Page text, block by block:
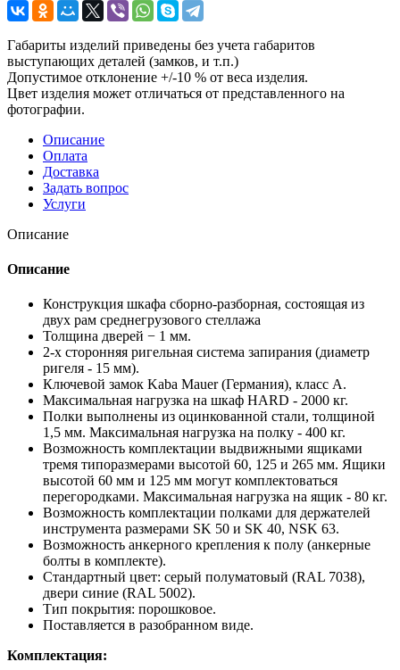
Габариты изделий приведены без учета габаритов
выступающих деталей (замков, и т.п.)
Допустимое отклонение +/-10 % от веса изделия.
Цвет изделия может отличаться от представленного на
фотографии.
Описание
Оплата
Доставка
Задать вопрос
Услуги
Описание
Описание
Конструкция шкафа сборно-разборная, состоящая из
двух рам среднегрузового стеллажа
Толщина дверей − 1 мм.
2-х сторонняя ригельная система запирания (диаметр
ригеля - 15 мм).
Ключевой замок Kaba Mauer (Германия), класс A.
Максимальная нагрузка на шкаф HARD - 2000 кг.
Полки выполнены из оцинкованной стали, толщиной
1,5 мм. Максимальная нагрузка на полку - 400 кг.
Возможность комплектации выдвижными ящиками
тремя типоразмерами высотой 60, 125 и 265 мм. Ящики
высотой 60 мм и 125 мм могут комплектоваться
перегородками. Максимальная нагрузка на ящик - 80 кг.
Возможность комплектации полками для держателей
инструмента размерами SK 50 и SK 40, NSK 63.
Возможность анкерного крепления к полу (анкерные
болты в комплекте).
Стандартный цвет: серый полуматовый (RAL 7038),
двери синие (RAL 5002).
Тип покрытия: порошковое.
Поставляется в разобранном виде.
Комплектация: